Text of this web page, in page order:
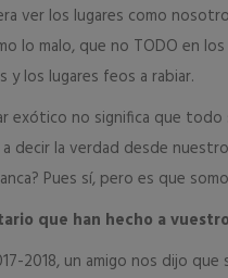
ver los lugares como
malo, que no TODO en los
y los lugares feos a rabiar.
exótico no significa que todo
decir la verdad desde
Pues sí, pero es que
que han hecho a
2018, un amigo nos dijo